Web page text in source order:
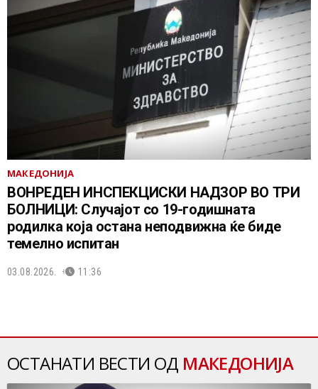
МАКЕДОНИЈА
ВОНРЕДЕН ИНСПЕКЦИСКИ НАДЗОР ВО ТРИ
БОЛНИЦИ: Случајот со 19-годишната
родилка која остана неподвижна ќе биде
темелно испитан
03.08.2026. 11:36
ОСТАНАТИ ВЕСТИ ОД МАКЕДОНИЈА